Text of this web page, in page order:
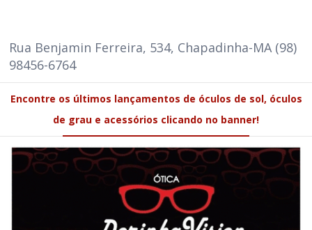
Rua Benjamin Ferreira, 534, Chapadinha-MA (98)
98456-6764
Encontre os últimos lançamentos de óculos de sol, óculos
de grau e acessórios clicando no banner!